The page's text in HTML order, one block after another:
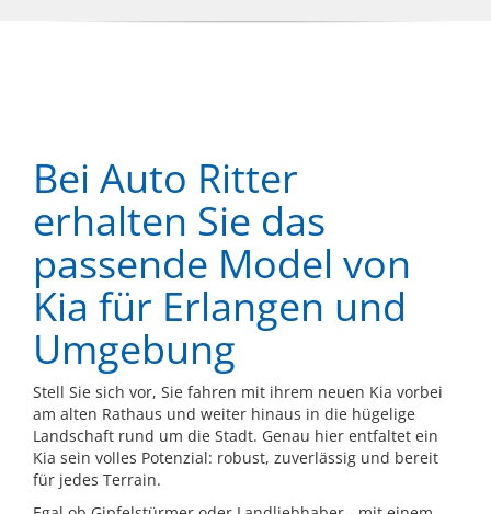
Bei Auto Ritter
erhalten Sie das
passende Model von
Kia für Erlangen und
Umgebung
Stell Sie sich vor, Sie fahren mit ihrem neuen Kia vorbei
am alten Rathaus und weiter hinaus in die hügelige
Landschaft rund um die Stadt. Genau hier entfaltet ein
Kia sein volles Potenzial: robust, zuverlässig und bereit
für jedes Terrain.